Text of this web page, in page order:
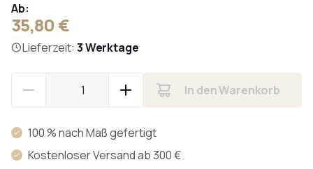
Ab:
35,80 €
Lieferzeit: 3 Werktage
In den Warenkorb
100 % nach Maß gefertigt
Kostenloser Versand ab 300 €